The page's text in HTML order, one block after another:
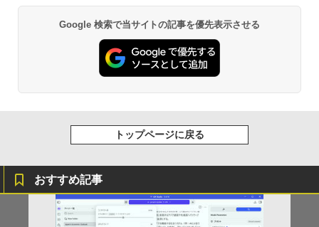
ntel Pentium GOLD 6500Y メモリ12GB
新品SSD256GB USB3.0 HDMI 日本語配
列キーボード【NC15】
￥39,800
「楽天ランキング1位」 デスクトップパ
ソコン Windows11 Office付き パソコン
新品｜インテル 第14世代 Core i5-4590 i
5 i7-14700F｜ SSD 256GB～2TB｜メモ
リ 8～64GB DDR4/5｜ デスクトップPC
2年保証 激安 高性能 ゲーム 本体のみ PC
￥45,700
￥11,480
薬屋のひとりごと 17巻 (デジタル版ビッグガ
ンガンコミックス)
￥770
エース)
HUNTER×HUNTER モノクロ版 39 (ジャンプ
コミックスDIGITAL)
Google 検索で当サイトの記事を優先表示させる
トップページに戻る
おすすめ記事